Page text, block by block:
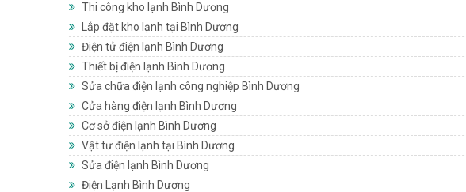
Thi công kho lạnh Bình Dương
Lắp đặt kho lạnh tại Bình Dương
Điện tử điện lạnh Bình Dương
Thiết bị điện lạnh Bình Dương
Sửa chữa điện lạnh công nghiệp Bình Dương
Cửa hàng điện lạnh Bình Dương
Cơ sở điện lạnh Bình Dương
Vật tư điện lạnh tại Bình Dương
Sửa điện lạnh Bình Dương
Điện Lạnh Bình Dương